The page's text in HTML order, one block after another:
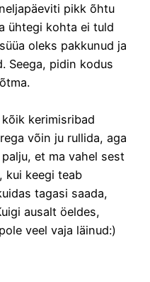
pikk õhtu
ühtegi kohta ei tuld
oleks pakkunud ja
Seega, pidin kodus
kerimisribad
võin ju rullida, aga
et ma vahel sest
kui keegi teab
tagasi saada,
ausalt öeldes,
veel vaja läinud:)